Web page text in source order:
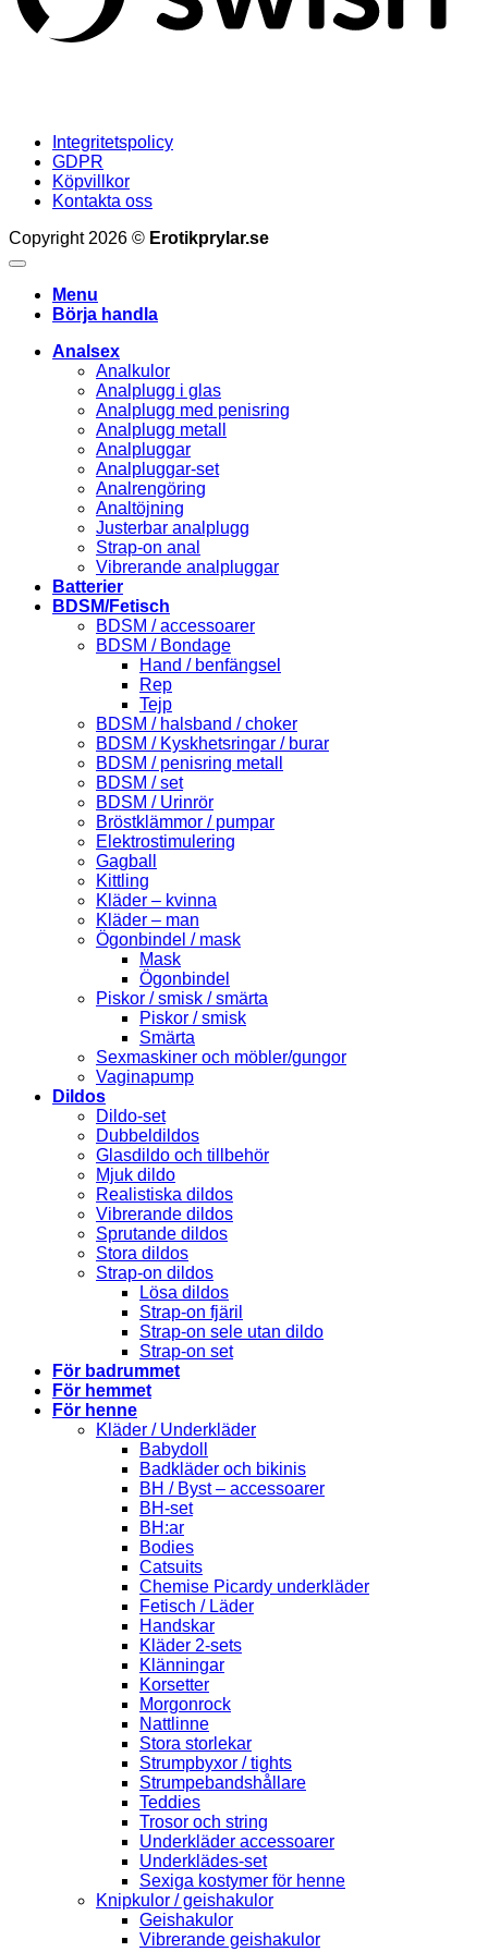
Integritetspolicy
GDPR
Köpvillkor
Kontakta oss
Copyright 2026 © Erotikprylar.se
Menu
Börja handla
Analsex
Analkulor
Analplugg i glas
Analplugg med penisring
Analplugg metall
Analpluggar
Analpluggar-set
Analrengöring
Analtöjning
Justerbar analplugg
Strap-on anal
Vibrerande analpluggar
Batterier
BDSM/Fetisch
BDSM / accessoarer
BDSM / Bondage
Hand / benfängsel
Rep
Tejp
BDSM / halsband / choker
BDSM / Kyskhetsringar / burar
BDSM / penisring metall
BDSM / set
BDSM / Urinrör
Bröstklämmor / pumpar
Elektrostimulering
Gagball
Kittling
Kläder – kvinna
Kläder – man
Ögonbindel / mask
Mask
Ögonbindel
Piskor / smisk / smärta
Piskor / smisk
Smärta
Sexmaskiner och möbler/gungor
Vaginapump
Dildos
Dildo-set
Dubbeldildos
Glasdildo och tillbehör
Mjuk dildo
Realistiska dildos
Vibrerande dildos
Sprutande dildos
Stora dildos
Strap-on dildos
Lösa dildos
Strap-on fjäril
Strap-on sele utan dildo
Strap-on set
För badrummet
För hemmet
För henne
Kläder / Underkläder
Babydoll
Badkläder och bikinis
BH / Byst – accessoarer
BH-set
BH:ar
Bodies
Catsuits
Chemise Picardy underkläder
Fetisch / Läder
Handskar
Kläder 2-sets
Klänningar
Korsetter
Morgonrock
Nattlinne
Stora storlekar
Strumpbyxor / tights
Strumpebandshållare
Teddies
Trosor och string
Underkläder accessoarer
Underklädes-set
Sexiga kostymer för henne
Knipkulor / geishakulor
Geishakulor
Vibrerande geishakulor